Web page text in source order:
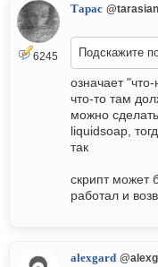
6245
Тарас
Подскажите
означает
что-то там
можно
liquidsoap,
так
скрипт может
работал и
alexgard